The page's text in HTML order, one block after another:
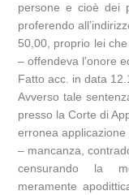
persone e cioè dei
proferendo
50,00, proprio lei
– offendeva l’onore
Fatto acc. in data
Avverso tale
presso la Corte di
erronea applicazione
– mancanza,
censurando la
meramente